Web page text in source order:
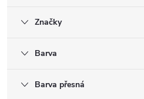
Značky
Barva
Barva přesná